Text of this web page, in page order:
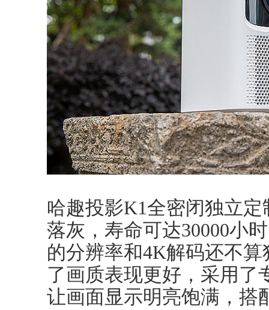
哈趣投影K1全密闭独立
落灰，寿命可达30000小
的分辨率和4K解码还不
了画质表现更好，采用了
让画面显示明亮饱满，搭